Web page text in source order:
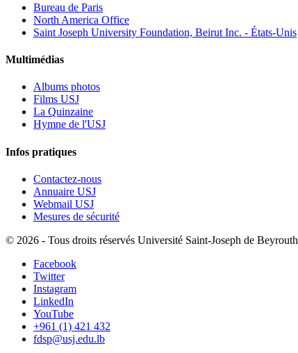
Bureau de Paris
North America Office
Saint Joseph University Foundation, Beirut Inc. - États-Unis
Multimédias
Albums photos
Films USJ
La Quinzaine
Hymne de l'USJ
Infos pratiques
Contactez-nous
Annuaire USJ
Webmail USJ
Mesures de sécurité
© 2026 - Tous droits réservés Université Saint-Joseph de Beyrouth
Facebook
Twitter
Instagram
LinkedIn
YouTube
+961 (1) 421 432
fdsp@usj.edu.lb